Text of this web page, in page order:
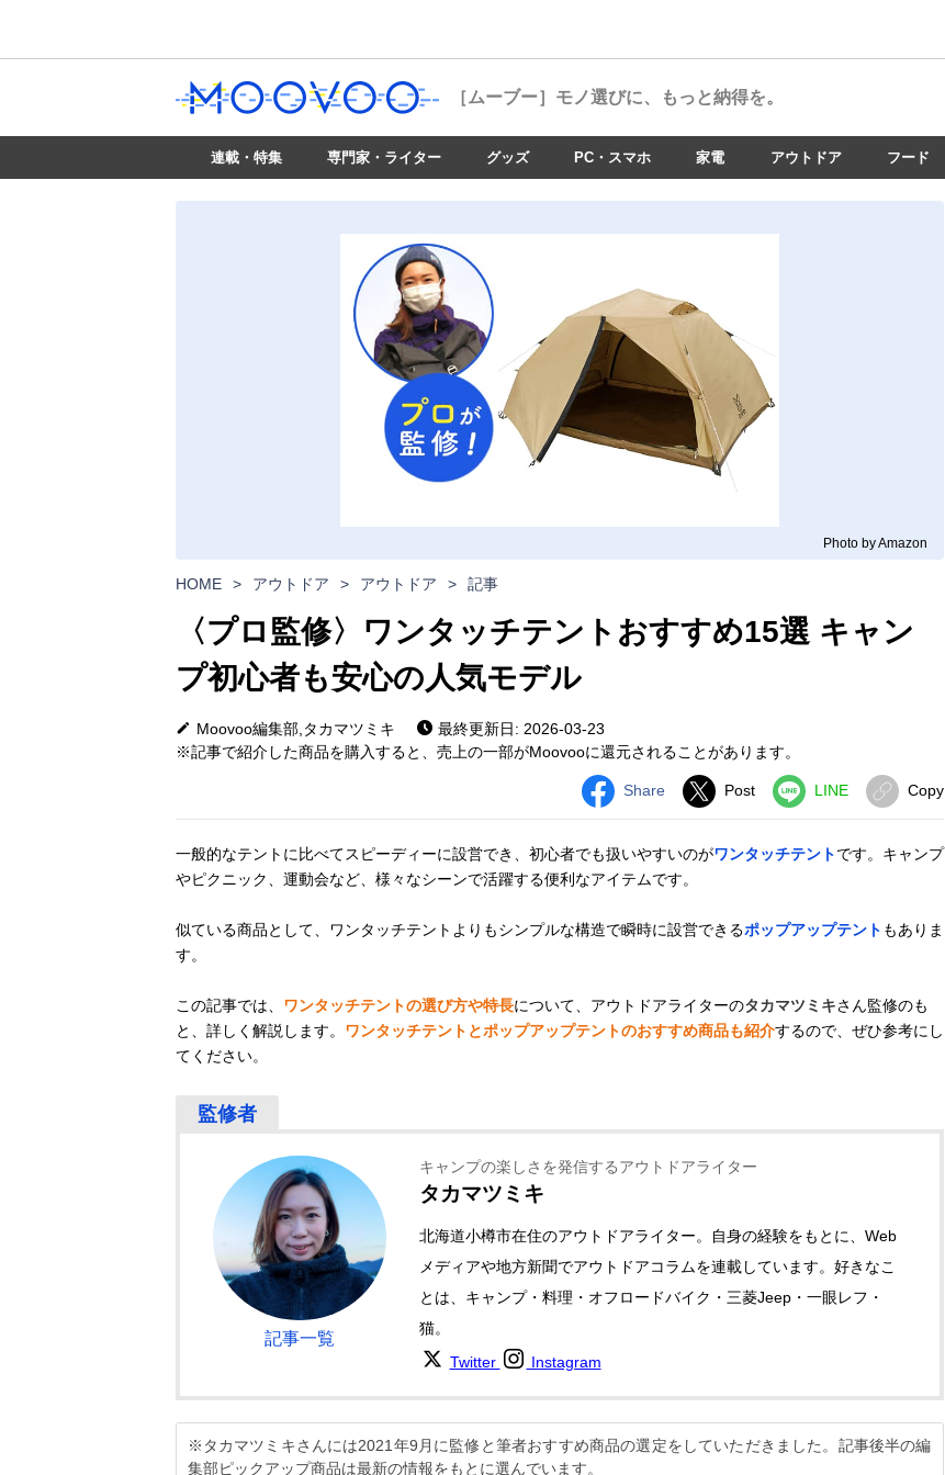
［ムーブー］ モノ選びに、もっと納得を。
連載・特集 専門家・ライター グッズ PC・スマホ 家電 アウトドア フード
Photo by Amazon
HOME > アウトドア > アウトドア > 記事
〈プロ監修〉ワンタッチテントおすすめ15選 キャン
プ初心者も安心の人気モデル
Moovoo編集部,タカマツミキ
最終更新日: 2026-03-23
※記事で紹介した商品を購入すると、売上の一部がMoovooに還元されることがあります。
Share Post LINE Copy
一般的なテントに比べてスピーディーに設営でき、初心者でも扱いやすいのがワンタッチテントです。キャンプ
やピクニック、運動会など、様々なシーンで活躍する便利なアイテムです。
似ている商品として、ワンタッチテントよりもシンプルな構造で瞬時に設営できるポップアップテント もありま
す。
この記事では、 ワンタッチテントの選び方や特長について、アウトドアライターのタカマツミキさん監修のも
と、詳しく解説します。 ワンタッチテントとポップアップテントのおすすめ商品も紹介するので、ぜひ参考にし
てください。
記事一覧
キャンプの楽しさを発信するアウトドアライター
タカマツミキ
北海道小樽市在住のアウトドアライター。自身の経験をもとに、Web
メディアや地方新聞でアウトドアコラムを連載しています。好きなこ
とは、キャンプ・料理・オフロードバイク・三菱Jeep・一眼レフ・
猫。
Twitter
Instagram
※タカマツミキさんには2021年9月に監修と筆者おすすめ商品の選定をしていただきました。記事後半の編
集部ピックアップ商品は最新の情報をもとに選んでいます。